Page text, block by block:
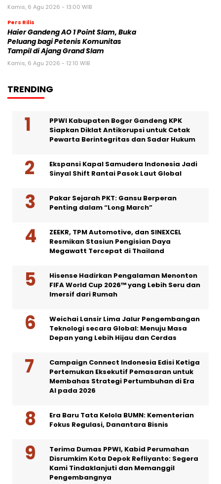
Kamis, 6 Agu 2026 - 13:00 WIB
Pers Rilis
Haier Gandeng AO 1 Point Slam, Buka
Peluang bagi Petenis Komunitas
Tampil di Ajang Grand Slam
Kamis, 6 Agu 2026 - 12:10 WIB
TRENDING
PPWI Kabupaten Bogor Gandeng KPK
Siapkan Diklat Antikorupsi untuk Cetak
Pewarta Berintegritas dan Sadar Hukum
Ekspansi Kapal Samudera Indonesia Jadi
Sinyal Shift Rantai Pasok Laut Global
Pakar Sejarah PKT: Gansu Berperan
Penting dalam “Long March”
ZEEKR, TPM Automotive, dan SINEXCEL
Resmikan Stasiun Pengisian Daya
Megawatt Tercepat di Thailand
Hisense Hadirkan Pengalaman Menonton
FIFA World Cup 2026™ yang Lebih Seru dan
Imersif dari Rumah
Weichai Lansir Lima Jalur Pengembangan
Teknologi secara Global: Menuju Masa
Depan yang Lebih Hijau dan Cerdas
Campaign Connect Indonesia Edisi Ketiga
Pertemukan Eksekutif Pemasaran untuk
Membahas Strategi Pertumbuhan di Era
AI pada 2026
Era Baru Tata Kelola BUMN: Kementerian
Fokus Regulasi, Danantara Bisnis
Terima Dumas PPWI, Kabid Perumahan
Disrumkim Kota Depok Refliyanto: Segera
Kami Tindaklanjuti dan Memanggil
Pengembangnya